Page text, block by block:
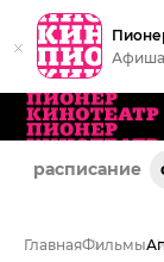
расписание
ГлавнаяФильмы
Афиша